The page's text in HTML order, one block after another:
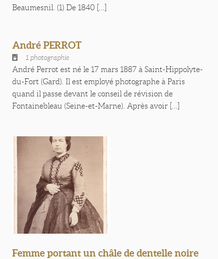
Beaumesnil. (1) De 1840 [...]
André PERROT
1 photographie
André Perrot est né le 17 mars 1887 à Saint-Hippolyte-
du-Fort (Gard). Il est employé photographe à Paris
quand il passe devant le conseil de révision de
Fontainebleau (Seine-et-Marne). Après avoir [...]
Femme portant un châle de dentelle noire